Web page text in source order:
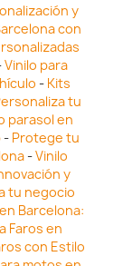
y
con
Vinilo para
- Kits
tu
parasol en
- Protege tu
-Vinilo
y
tu negocio
Barcelona:
Faros en
con Estilo